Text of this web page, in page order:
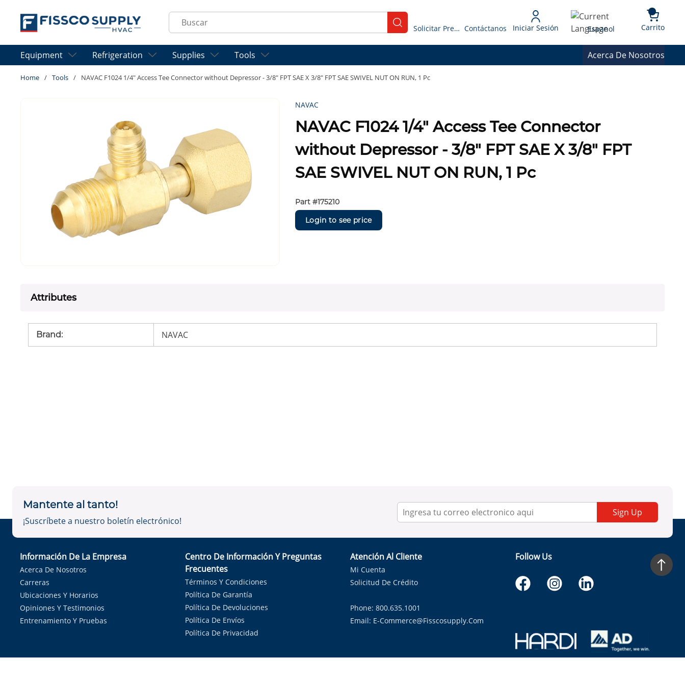
Skip to main content
Site Search
submit search
Solicitar Presupuesto Contáctanos Iniciar Sesión Language
Espanol Carrito{0}
Equipment Refrigeration Supplies Tools Acerca De Nosotros
Home / Tools / NAVAC F1024 1/4" Access Tee Connector without Depressor - 3/8" FPT SAE X 3/8" FPT SAE SWIVEL NUT ON RUN, 1 Pc
NAVAC
NAVAC F1024 1/4" Access Tee Connector
without Depressor - 3/8" FPT SAE X 3/8" FPT
SAE SWIVEL NUT ON RUN, 1 Pc
Part #175210
Login to see price
Attributes
Brand: NAVAC
Mantente al tanto!
¡Suscríbete a nuestro boletín electrónico!
Sign Up
Información De La Empresa
Acerca De Nosotros
Carreras
Ubicaciones Y Horarios
Opiniones Y Testimonios
Entrenamiento Y Pruebas
Centro De Información Y Preguntas
Frecuentes
Términos Y Condiciones
Política De Garantía
Política De Devoluciones
Política De Envíos
Política De Privacidad
Atención Al Cliente
Mi Cuenta
Solicitud De Crédito
Phone: 800.635.1001
Email: E-Commerce@fisscosupply.com
Follow Us